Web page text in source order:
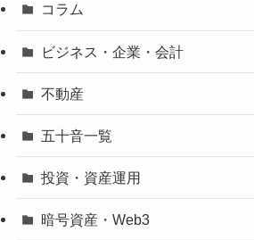
コラム
ビジネス・企業・会計
不動産
五十音一覧
投資・資産運用
暗号資産・Web3